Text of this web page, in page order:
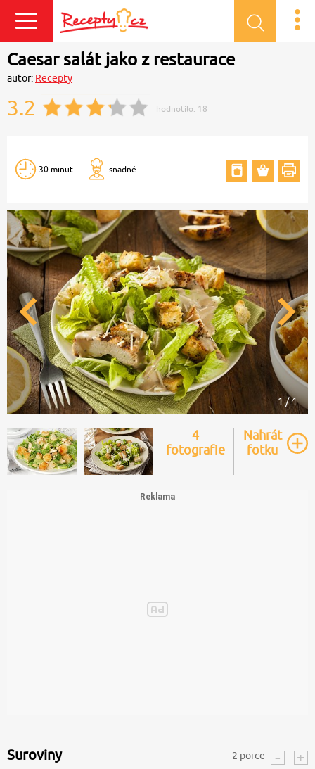
Přihlásit se
Caesar salát jako z restaurace
autor: Recepty
3.2 hodnotilo: 18
30 minut snadné
1 / 4
4
fotografie
Nahrát
fotku
Suroviny 2 porce